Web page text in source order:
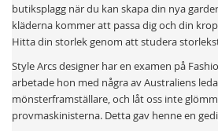
butiksplagg när du kan skapa din nya
kläderna kommer att passa dig och din
Hitta din storlek genom att studera
Style Arcs designer har en examen på
arbetade hon med några av Australiens
mönsterframställare, och låt oss inte
provmaskinisterna. Detta gav henne en